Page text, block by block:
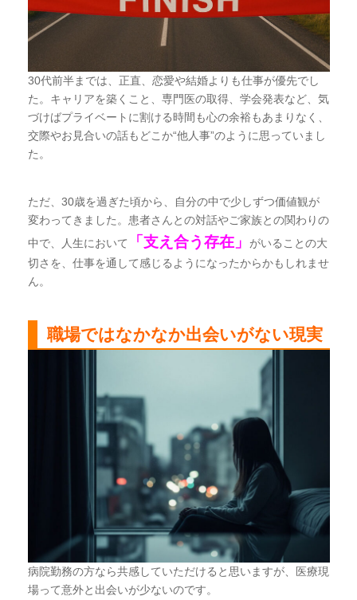
30代前半までは、正直、恋愛や結婚よりも仕事が優先でし
た。キャリアを築くこと、専門医の取得、学会発表など、気
づけばプライベートに割ける時間も心の余裕もあまりなく、
交際やお見合いの話もどこか“他人事”のように思っていまし
た。
ただ、30歳を過ぎた頃から、自分の中で少しずつ価値観が
変わってきました。患者さんとの対話やご家族との関わりの
中で、人生において
「支え合う存在」
がいることの大
切さを、仕事を通して感じるようになったからかもしれませ
ん。
職場ではなかなか出会いがない現実
病院勤務の方なら共感していただけると思いますが、医療現
場って意外と出会いが少ないのです。